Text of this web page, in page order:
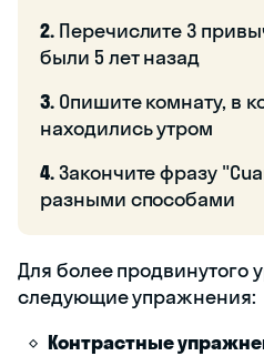
2.Перечислите 3
были 5 лет назад
3.Опишите комнату, в
находились утром
4.Закончите фразу
разными способами
Для более продвинутого
следующие упражнения:
Контрастные